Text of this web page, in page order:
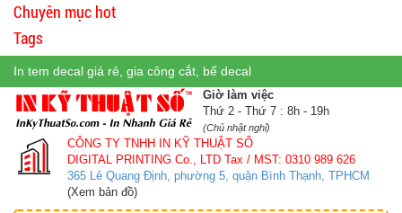
Chuyên mục hot
Tags
In tem decal giá rẻ, gia công cắt, bế decal
Giờ làm việc
Thứ 2 - Thứ 7 : 8h - 19h
(Chủ nhật nghỉ)
CÔNG TY TNHH IN KỸ THUẬT SỐ
DIGITAL PRINTING Co., LTD Tax / MST: 0310 989 626
365 Lê Quang Định, phường 5, quận Bình Thạnh, TPHCM
(Xem bản đồ)